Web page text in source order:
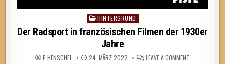
Posted
in
HINTERGRUND
Der Radsport in französischen Filmen der 1930er
Jahre
F_HENSCHEL 24. MÄRZ 2022 LEAVE A COMMENT